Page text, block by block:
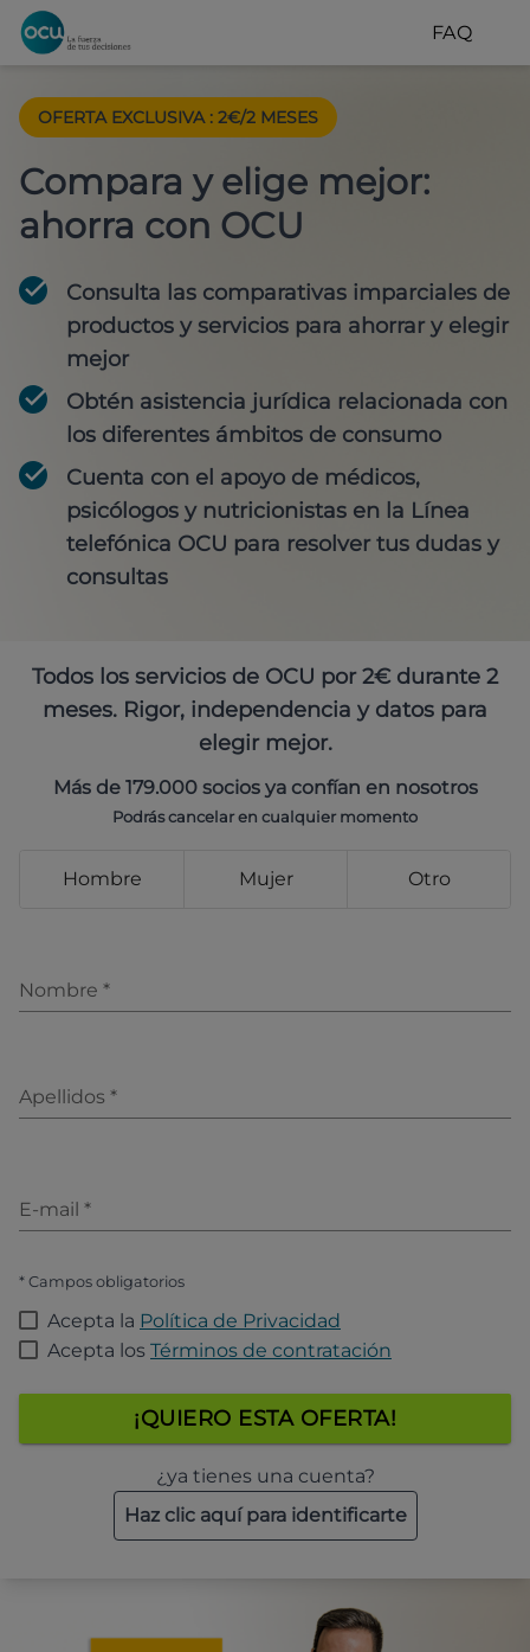
FAQ
OFERTA EXCLUSIVA : 2€/2 MESES
Compara y elige mejor:
ahorra con OCU
Consulta las comparativas imparciales de
productos y servicios para ahorrar y elegir
mejor
Obtén asistencia jurídica relacionada con
los diferentes ámbitos de consumo
Cuenta con el apoyo de médicos,
psicólogos y nutricionistas en la Línea
telefónica OCU para resolver tus dudas y
consultas
Todos los servicios de OCU por 2€ durante 2
meses. Rigor, independencia y datos para
elegir mejor.
Más de 179.000 socios ya confían en nosotros
Podrás cancelar en cualquier momento
Hombre Mujer Otro
Nombre *
Apellidos *
E-mail *
* Campos obligatorios
Acepta la Política de Privacidad
Acepta los Términos de contratación
¡QUIERO ESTA OFERTA!
¿ya tienes una cuenta?
Haz clic aquí para identificarte